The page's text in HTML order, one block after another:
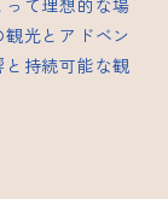
て理想的な場
光とアドベン
持続可能な観